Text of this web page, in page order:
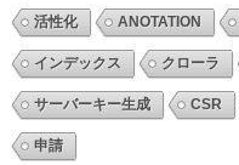
活性化 ANOTATION
インデックス クローラ
サーバーキー生成 CSR
申請